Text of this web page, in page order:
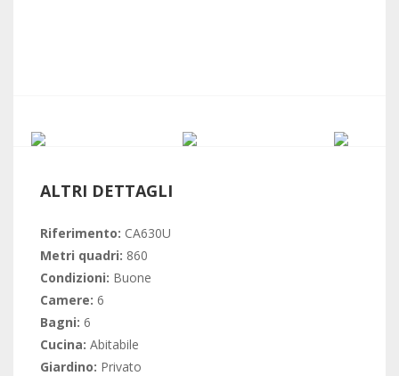
ALTRI DETTAGLI
Riferimento: CA630U
Metri quadri: 860
Condizioni: Buone
Camere: 6
Bagni: 6
Cucina: Abitabile
Giardino: Privato